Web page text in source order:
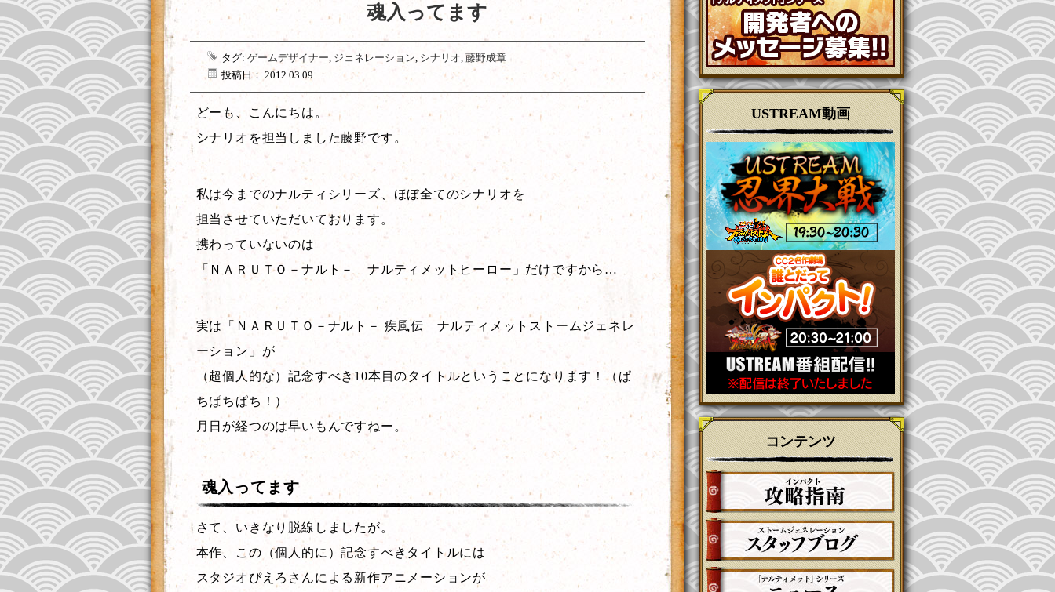
魂入ってます
タグ: ゲームデザイナー, ジェネレーション, シナリオ, 藤野成章
投稿日： 2012.03.09
どーも、こんにちは。
シナリオを担当しました藤野です。
私は今までのナルティシリーズ、ほぼ全てのシナリオを
担当させていただいております。
携わっていないのは
「ＮＡＲＵＴＯ－ナルト－ ナルティメットヒーロー」だけですから…
実は「ＮＡＲＵＴＯ－ナルト－ 疾風伝 ナルティメットストームジェネレ
ーション」が
（超個人的な）記念すべき10本目のタイトルということになります！（ぱ
ちぱちぱち！）
月日が経つのは早いもんですねー。
魂入ってます
さて、いきなり脱線しましたが。
本作、この（個人的に）記念すべきタイトルには
スタジオぴえろさんによる新作アニメーションが
USTREAM動画
コンテンツ